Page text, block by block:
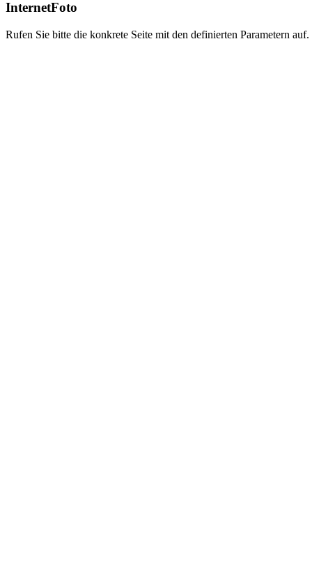
InternetFoto
Rufen Sie bitte die konkrete Seite mit den definierten Parametern auf.